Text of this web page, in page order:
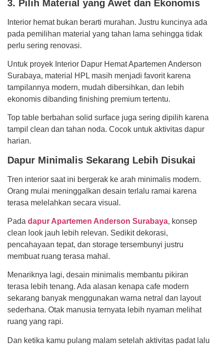
3. Pilih Material yang Awet dan Ekonomis
Interior hemat bukan berarti murahan. Justru kuncinya ada
pada pemilihan material yang tahan lama sehingga tidak
perlu sering renovasi.
Untuk proyek Interior Dapur Hemat Apartemen Anderson
Surabaya, material HPL masih menjadi favorit karena
tampilannya modern, mudah dibersihkan, dan lebih
ekonomis dibanding finishing premium tertentu.
Top table berbahan solid surface juga sering dipilih karena
tampil clean dan tahan noda. Cocok untuk aktivitas dapur
harian.
Dapur Minimalis Sekarang Lebih Disukai
Tren interior saat ini bergerak ke arah minimalis modern.
Orang mulai meninggalkan desain terlalu ramai karena
terasa melelahkan secara visual.
Pada dapur Apartemen Anderson Surabaya, konsep
clean look jauh lebih relevan. Sedikit dekorasi,
pencahayaan tepat, dan storage tersembunyi justru
membuat ruang terasa mahal.
Menariknya lagi, desain minimalis membantu pikiran
terasa lebih tenang. Ada alasan kenapa cafe modern
sekarang banyak menggunakan warna netral dan layout
sederhana. Otak manusia ternyata lebih nyaman melihat
ruang yang rapi.
Dan ketika kamu pulang malam setelah aktivitas padat lalu